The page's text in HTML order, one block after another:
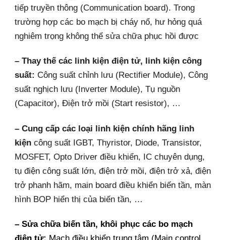
tiếp truyền thông (Communication board). Trong
trường hợp các bo mạch bị cháy nổ, hư hỏng quá
nghiêm trọng không thể sửa chữa phục hồi được
– Thay thế các linh kiện điện tử, linh kiện công
suất: Công suất chỉnh lưu (Rectifier Module), Công
suất nghịch lưu (Inverter Module), Tụ nguồn
(Capacitor), Điện trở mồi (Start resistor), …
– Cung cấp các loại linh kiện chính hãng linh
kiện công suất IGBT, Thyristor, Diode, Transistor,
MOSFET, Opto Driver điều khiển, IC chuyên dụng,
tụ điện công suất lớn, điện trở mồi, điện trở xả, điện
trở phanh hãm, main board điều khiển biến tần, màn
hình BOP hiển thị của biến tần, …
– Sửa chữa biến tần, khôi phục các bo mạch
điện tử: Mạch điều khiển trung tâm (Main control